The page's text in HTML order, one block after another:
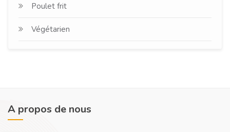
Poulet frit
Végétarien
A propos de nous